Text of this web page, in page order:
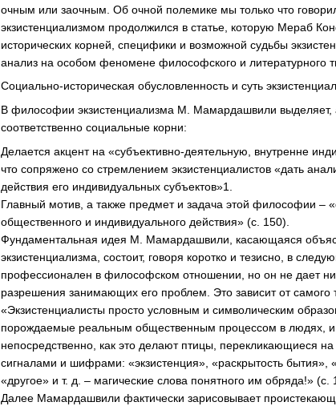
очным или заочным. Об очной полемике мы только что
экзистенциализмом продолжился в статье, которую Мераб
исторических корней, специфики и возможной судьбы
анализ на особом феномене философского и литературного
Социально-историческая обусловленность и суть
В философии экзистенциализма М. Мамардашвили выделяет,
соответственно социальные корни:
Делается акцент на «субъективно-деятельную, внутренне
что сопряжено со стремлением экзистенциалистов «дать
действия его индивидуальных субъектов»1.
Главный мотив, а также предмет и задача этой философии –
общественного и индивидуального действия» (с. 150).
Фундаментальная идея М. Мамардашвили, касающаяся
экзистенциализма, состоит, говоря коротко и тезисно, в
профессионален в философском отношении, но он не дает
разрешения занимающих его проблем. Это зависит от самого
«Экзистенциалисты просто условным и символическим
порождаемые реальным общественным процессом в людях, и
непосредственно, как это делают птицы, перекликающиеся
сигналами и шифрами: «экзистенция», «раскрытость бытия»,
«другое» и т. д. – магические слова понятного им обряда!» (с.
Далее Мамардашвили фактически зарисовывает